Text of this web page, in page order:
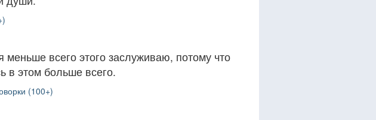
меньше всего этого заслуживаю, потому что
в этом больше всего.
(100+)